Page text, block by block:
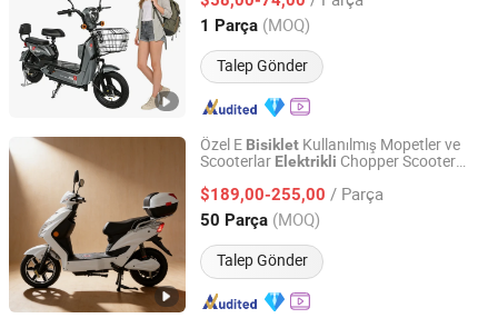
Motorlu
Bisiklet
1 Parça (MOQ)
Talep Gönder
Shandong, China Fiyat 2019
Özel E Bisiklet Kullanılmış Mopetler ve
Scooterlar Elektrikli Chopper Scooter
$189,00-255,00 / Parça
50 Parça (MOQ)
Talep Gönder
Linyi Huanyu Jindong New Energy Technology Co., Ltd.
Shandong, China Fiyat 2025